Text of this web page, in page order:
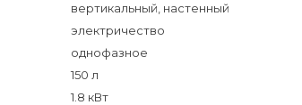
вертикальный, настенный
электричество
однофазное
150 л
1.8 кВт